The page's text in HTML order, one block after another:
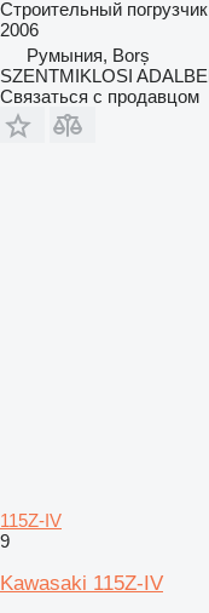
Строительный
2006
Румыния, Borș
SZENTMIKLOSI
Связаться с продавцом
115Z-IV
9
Kawasaki 115Z-IV